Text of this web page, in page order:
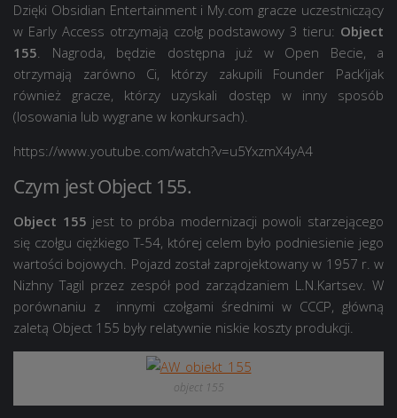
Dzięki Obsidian Entertainment i My.com gracze uczestniczący
w Early Access otrzymają czołg podstawowy 3 tieru: Object
155. Nagroda, będzie dostępna już w Open Becie, a
otrzymają zarówno Ci, którzy zakupili Founder Pack’ijak
również gracze, którzy uzyskali dostęp w inny sposób
(losowania lub wygrane w konkursach).
https://www.youtube.com/watch?v=u5YxzmX4yA4
Czym jest Object 155.
Object 155 jest to próba modernizacji powoli starzejącego
się czołgu ciężkiego T-54, której celem było podniesienie jego
wartości bojowych. Pojazd został zaprojektowany w 1957 r. w
Nizhny Tagil przez zespół pod zarządzaniem L.N.Kartsev. W
porównaniu z innymi czołgami średnimi w CCCP, główną
zaletą Object 155 były relatywnie niskie koszty produkcji.
object 155